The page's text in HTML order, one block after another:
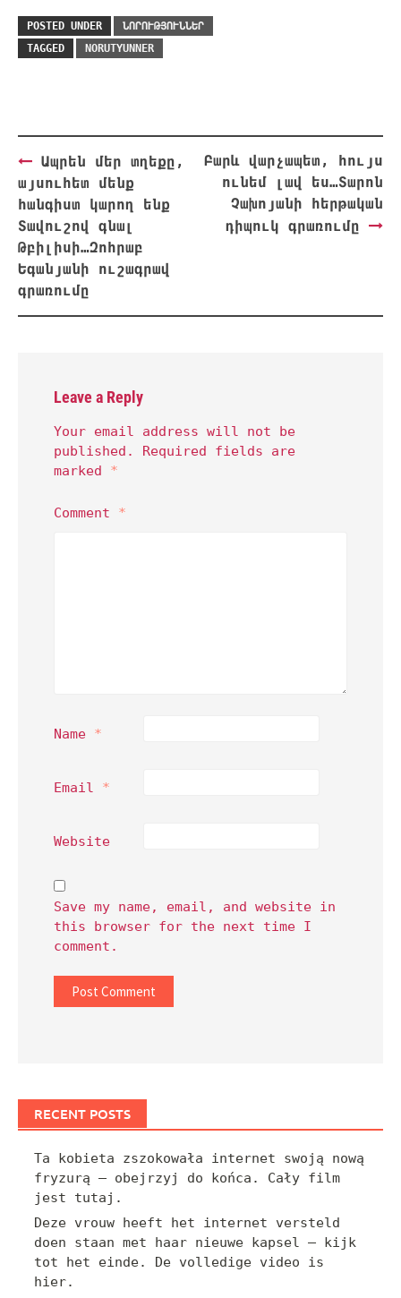
POSTED UNDER
ՆՈՐՈՒԹՅՈՒՆՆԵՐ
TAGGED
NORUTYUNNER
Post
navigation
Ապրեն մեր տղեքը,
այսուհետ մենք
հանգիստ կարող ենք
Տավուշով գնալ
Թբիլիսի…Զոհրաբ
Եգանյանի ուշագրավ
գրառումը
Բարև վարչապետ, հույս
ունեմ լավ ես…Տարոն
Չախոյանի հերթական
դիպուկ գրառումը
Leave a Reply
Your email address will not be
published.
Required fields are
marked *
Comment *
Name *
Email *
Website
Save my name, email, and website in
this browser for the next time I
comment.
RECENT POSTS
Ta kobieta zszokowała internet swoją nową
fryzurą — obejrzyj do końca. Cały film
jest tutaj.
Deze vrouw heeft het internet versteld
doen staan met haar nieuwe kapsel — kijk
tot het einde. De volledige video is
hier.